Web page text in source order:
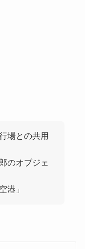
場との共用
のオブジェ
港 」